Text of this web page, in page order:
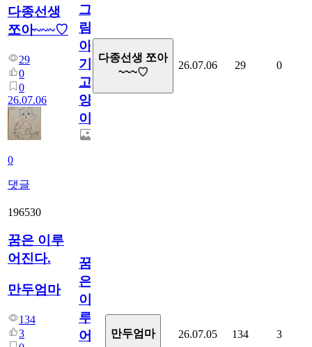
다종선생
쪼아~~~♡
29
0
0
26.07.06
0
댓글
그
림...
아
기
고
양
이
다종선생 쪼아
~~~♡
26.07.06 29 0
196530
꿈은 이루
어진다.
만두엄마
134
3
꿈
은
이
루
어
만두엄마 26.07.05 134 3